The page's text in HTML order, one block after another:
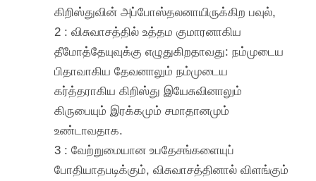
கிறிஸ்துவின் அப்போஸ்தலனாயிருக்கிற பவுல்,
2 : விசுவாசத்தில் உத்தம குமாரனாகிய
தீமோத்தேயுவுக்கு எழுதுகிறதாவது: நம்முடைய
பிதாவாகிய தேவனாலும் நம்முடைய
கர்த்தராகிய கிறிஸ்து இயேசுவினாலும்
கிருபையும் இரக்கமும் சமாதானமும்
உண்டாவதாக.
3 : வேற்றுமையான உபதேசங்களையுப்
போதியாதபடிக்கும், விசுவாசத்தினால் விளங்கும்